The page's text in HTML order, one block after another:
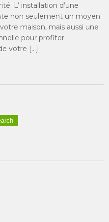
L’ installation d’une
non seulement un moyen
maison, mais aussi une
pour profiter
votre […]